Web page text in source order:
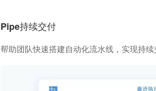
Pipe持续交付
帮助团队快速搭建自动化流水线，实现持